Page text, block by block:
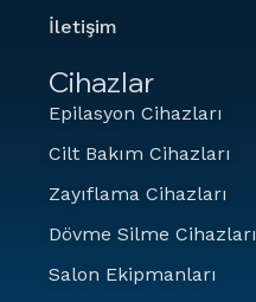
İletişim
Cihazlar
Epilasyon Cihazları
Cilt Bakım Cihazları
Zayıflama Cihazları
Dövme Silme Cihazları
Salon Ekipmanları